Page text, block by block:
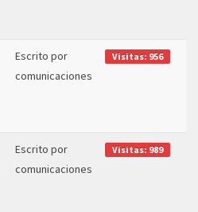
Escrito por
comunicaciones
Visitas: 956
Escrito por
comunicaciones
Visitas: 989